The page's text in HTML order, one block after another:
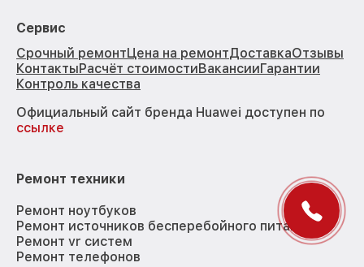
Сервис
Срочный ремонтЦена на ремонтДоставкаОтзывы
КонтактыРасчёт стоимостиВакансииГарантии
Контроль качества
Официальный сайт бренда Huawei доступен по
ссылке
Ремонт техники
Ремонт ноутбуков
Ремонт источников бесперебойного питания
Ремонт vr систем
Ремонт телефонов